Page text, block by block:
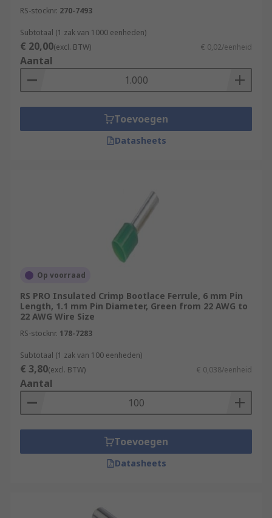
RS-stocknr. 270-7493
Subtotaal (1 zak van 1000 eenheden)
€ 20,00(excl. BTW) € 0,02/eenheid
Aantal
Toevoegen
Datasheets
Op voorraad
RS PRO Insulated Crimp Bootlace Ferrule, 6 mm Pin
Length, 1.1 mm Pin Diameter, Green from 22 AWG to
22 AWG Wire Size
RS-stocknr. 178-7283
Subtotaal (1 zak van 100 eenheden)
€ 3,80(excl. BTW) € 0,038/eenheid
Aantal
Toevoegen
Datasheets